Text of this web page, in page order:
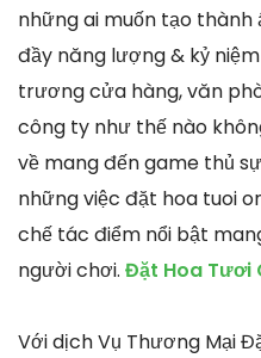
những ai muốn tạo
đầy năng lượng & kỷ
trương cửa hàng, văn
công ty như thế nào
về mang đến game thủ
những việc đặt hoa tuoi
chế tác điểm nổi bật
người chơi. Đặt Hoa Tươi
Với dịch Vụ Thương Mại